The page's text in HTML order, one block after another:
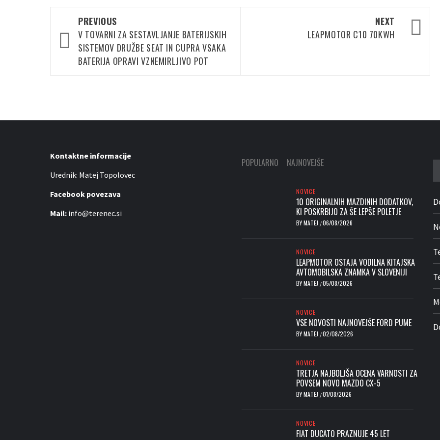
navigation
PREVIOUS
V TOVARNI ZA SESTAVLJANJE BATERIJSKIH
SISTEMOV DRUŽBE SEAT IN CUPRA VSAKA
BATERIJA OPRAVI VZNEMIRLJIVO POT
NEXT
LEAPMOTOR C10 70KWH
Kontaktne informacije
Urednik: Matej Topolovec
Facebook povezava
Mail: info@terenec.si
POPULARNO NAJNOVEJŠE
NOVICE
10 ORIGINALNIH MAZDINIH DODATKOV,
KI POSKRBIJO ZA ŠE LEPŠE POLETJE
BYMATEJ /06/08/2026
NOVICE
LEAPMOTOR OSTAJA VODILNA KITAJSKA
AVTOMOBILSKA ZNAMKA V SLOVENIJI
BYMATEJ /05/08/2026
NOVICE
VSE NOVOSTI NAJNOVEJŠE FORD PUME
BYMATEJ /02/08/2026
NOVICE
TRETJA NAJBOLJŠA OCENA VARNOSTI ZA
POVSEM NOVO MAZDO CX-5
BYMATEJ /01/08/2026
NOVICE
FIAT DUCATO PRAZNUJE 45 LET